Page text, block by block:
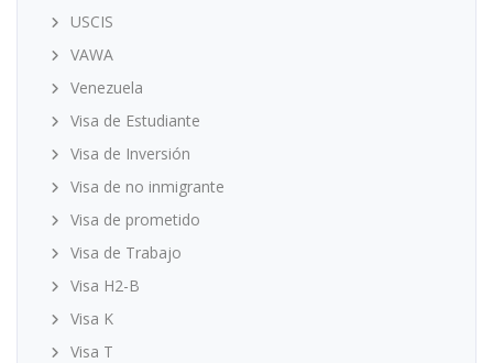
USCIS
VAWA
Venezuela
Visa de Estudiante
Visa de Inversión
Visa de no inmigrante
Visa de prometido
Visa de Trabajo
Visa H2-B
Visa K
Visa T